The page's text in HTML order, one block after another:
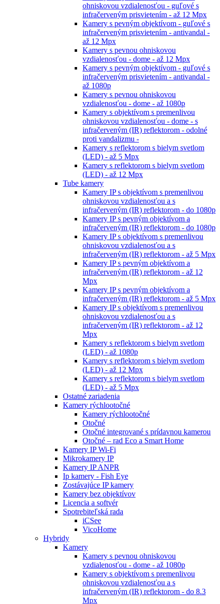
ohniskovou vzdialenosťou - guľové s
infračerveným prisvietením - až 12 Mpx
Kamery s pevným objektívom - guľové s
infračerveným prisvietením - antivandal -
až 12 Mpx
Kamery s pevnou ohniskovou
vzdialenosťou - dome - až 12 Mpx
Kamery s pevným objektívom - guľové s
infračerveným prisvietením - antivandal -
až 1080p
Kamery s pevnou ohniskovou
vzdialenosťou - dome - až 1080p
Kamery s objektívom s premenlivou
ohniskovou vzdialenosťou - dome - s
infračerveným (IR) reflektorom - odolné
proti vandalizmu -
Kamery s reflektorom s bielym svetlom
(LED) - až 5 Mpx
Kamery s reflektorom s bielym svetlom
(LED) - až 12 Mpx
Tube kamery
Kamery IP s objektívom s premenlivou
ohniskovou vzdialenosťou a s
infračerveným (IR) reflektorom - do 1080p
Kamery IP s pevným objektívom a
infračerveným (IR) reflektorom - do 1080p
Kamery IP s objektívom s premenlivou
ohniskovou vzdialenosťou a s
infračerveným (IR) reflektorom - až 5 Mpx
Kamery IP s pevným objektívom a
infračerveným (IR) reflektorom - až 12
Mpx
Kamery IP s pevným objektívom a
infračerveným (IR) reflektorom - až 5 Mpx
Kamery IP s objektívom s premenlivou
ohniskovou vzdialenosťou a s
infračerveným (IR) reflektorom - až 12
Mpx
Kamery s reflektorom s bielym svetlom
(LED) - až 1080p
Kamery s reflektorom s bielym svetlom
(LED) - až 12 Mpx
Kamery s reflektorom s bielym svetlom
(LED) - až 5 Mpx
Ostatné zariadenia
Kamery rýchlootočné
Kamery rýchlootočné
Otočné
Otočné integrované s prídavnou kamerou
Otočné – rad Eco a Smart Home
Kamery IP Wi-Fi
Mikrokamery IP
Kamery IP ANPR
Ip kamery - Fish Eye
Zostávajúce IP kamery
Kamery bez objektívov
Licencia a softvér
Spotrebiteľská rada
iCSee
VicoHome
Hybridy
Kamery
Kamery s pevnou ohniskovou
vzdialenosťou - dome - až 1080p
Kamery s objektívom s premenlivou
ohniskovou vzdialenosťou a s
infračerveným (IR) reflektorom - do 8.3
Mpx